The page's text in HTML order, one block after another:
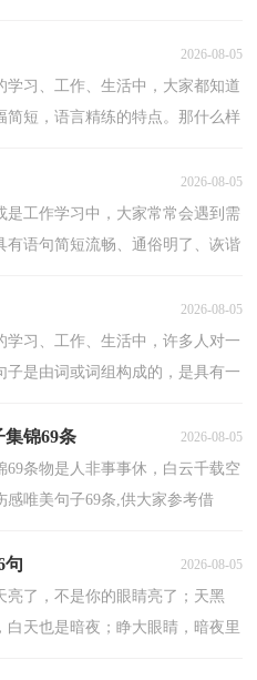
2026-08-05
习、工作、生活中，大家都知道
短，语言精练的特点。那什么样
2026-08-05
是工作学习中，大家常常会遇到需
语句简短流畅、通俗明了、诙谐
2026-08-05
习、工作、生活中，许多人对一
是由词或词组构成的，是具有一
集锦69条 2026-08-05
69条物是人非事事休，白云千载空
唯美句子69条,供大家参考借
句 2026-08-05
亮了，不是你的眼睛亮了；天黑
天也是暗夜；睁大眼睛，暗夜里